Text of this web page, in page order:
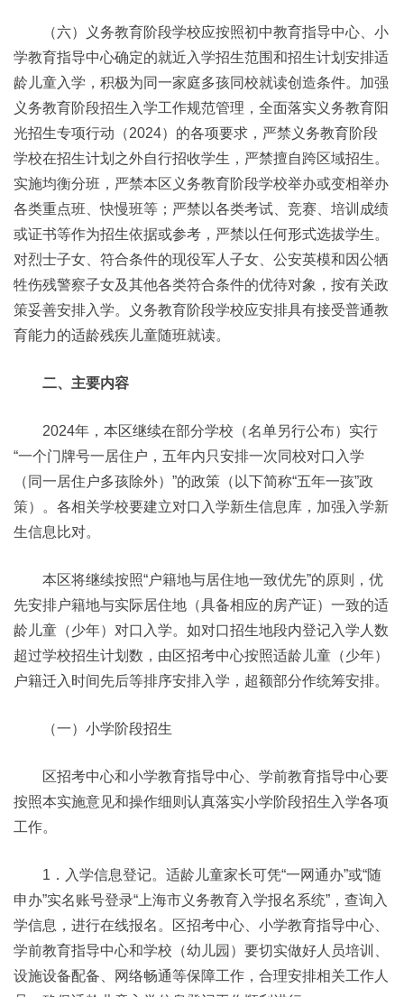
（六）义务教育阶段学校应按照初中教育指导中心、小
学教育指导中心确定的就近入学招生范围和招生计划安排适
龄儿童入学，积极为同一家庭多孩同校就读创造条件。加强
义务教育阶段招生入学工作规范管理，全面落实义务教育阳
光招生专项行动（2024）的各项要求，严禁义务教育阶段
学校在招生计划之外自行招收学生，严禁擅自跨区域招生。
实施均衡分班，严禁本区义务教育阶段学校举办或变相举办
各类重点班、快慢班等；严禁以各类考试、竞赛、培训成绩
或证书等作为招生依据或参考，严禁以任何形式选拔学生。
对烈士子女、符合条件的现役军人子女、公安英模和因公牺
牲伤残警察子女及其他各类符合条件的优待对象，按有关政
策妥善安排入学。义务教育阶段学校应安排具有接受普通教
育能力的适龄残疾儿童随班就读。
二、主要内容
2024年，本区继续在部分学校（名单另行公布）实行
“一个门牌号一居住户，五年内只安排一次同校对口入学
（同一居住户多孩除外）”的政策（以下简称“五年一孩”政
策）。各相关学校要建立对口入学新生信息库，加强入学新
生信息比对。
本区将继续按照“户籍地与居住地一致优先”的原则，优
先安排户籍地与实际居住地（具备相应的房产证）一致的适
龄儿童（少年）对口入学。如对口招生地段内登记入学人数
超过学校招生计划数，由区招考中心按照适龄儿童（少年）
户籍迁入时间先后等排序安排入学，超额部分作统筹安排。
（一）小学阶段招生
区招考中心和小学教育指导中心、学前教育指导中心要
按照本实施意见和操作细则认真落实小学阶段招生入学各项
工作。
1．入学信息登记。适龄儿童家长可凭“一网通办”或“随
申办”实名账号登录“上海市义务教育入学报名系统”，查询入
学信息，进行在线报名。区招考中心、小学教育指导中心、
学前教育指导中心和学校（幼儿园）要切实做好人员培训、
设施设备配备、网络畅通等保障工作，合理安排相关工作人